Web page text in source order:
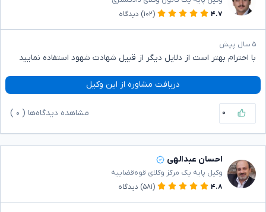
۴.۷
(۱۰۲) دیدگاه
۵ سال پیش
با احترام بهتر است از دلایل دیگر از قبیل شهادت شهود استفاده نمایید
دریافت مشاوره از این وکیل
۰ مشاهده دیدگاه‌ها ( ۰
احسان عبدالهی
وکیل پایه یک مرکز وکلای قوه‌قضاییه
۴.۸
(۵۸۱) دیدگاه